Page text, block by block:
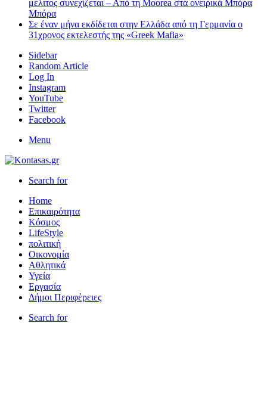
μέλιτος συνεχίζεται – Από τη Moorea στα ονειρικά Μπόρα
Μπόρα
Σε έναν μήνα εκδίδεται στην Ελλάδα από τη Γερμανία ο
31χρονος εκτελεστής της «Greek Mafia»
Sidebar
Random Article
Log In
Instagram
YouTube
Twitter
Facebook
Menu
Search for
Home
Επικαιρότητα
Κόσμος
LifeStyle
πολιτική
Οικονομία
Αθλητικά
Υγεία
Εργασία
Δήμοι Περιφέρειες
Search for